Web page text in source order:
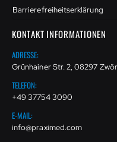
Barrierefreiheitserklärung
KONTAKT INFORMATIONEN
ADRESSE:
Grünhainer Str. 2, 08297
TELEFON:
+49 37754 3090
E-MAIL:
info@praximed.com